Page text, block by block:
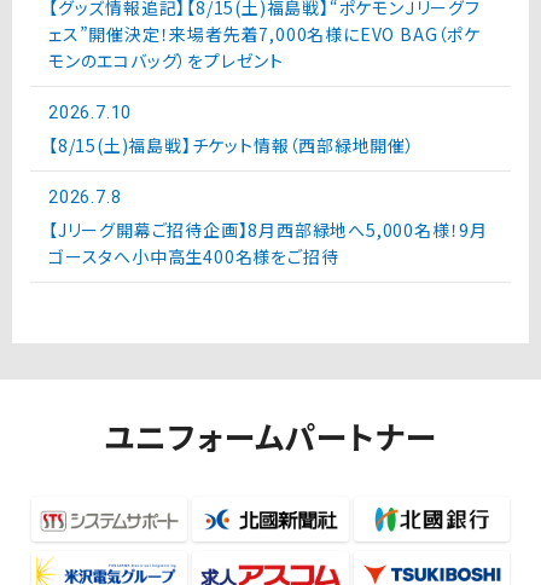
【グッズ情報追記】【8/15(土)福島戦】“ポケモンＪリーグフ
ェス”開催決定！来場者先着7,000名様にEVO BAG（ポケ
モンのエコバッグ）をプレゼント
2026.7.10
【8/15(土)福島戦】チケット情報（西部緑地開催）
2026.7.8
【Jリーグ開幕ご招待企画】8月西部緑地へ5,000名様！9月
ゴースタへ小中高生400名様をご招待
ユニフォームパートナー